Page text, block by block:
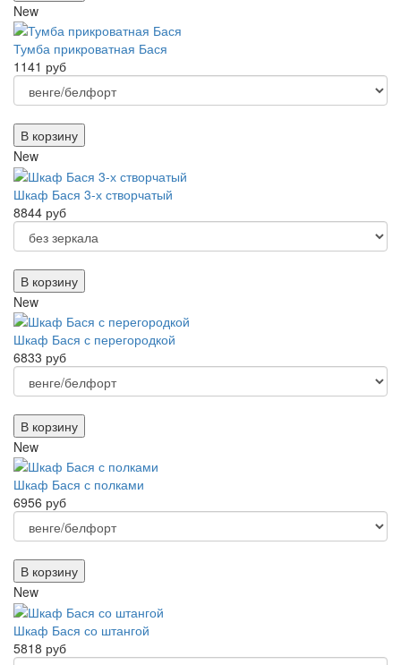
New
Тумба прикроватная Бася
1141 руб
В корзину
New
Шкаф Бася 3-х створчатый
8844 руб
В корзину
New
Шкаф Бася с перегородкой
6833 руб
В корзину
New
Шкаф Бася с полками
6956 руб
В корзину
New
Шкаф Бася со штангой
5818 руб